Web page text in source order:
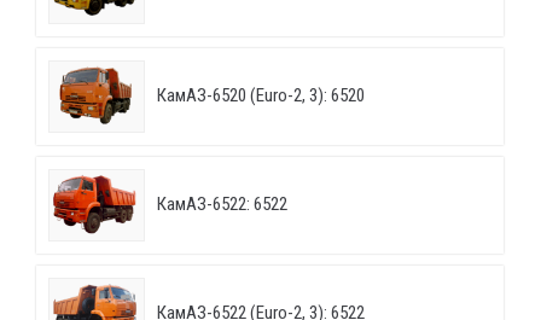
КамАЗ-6520 (Euro-2, 3): 6520
КамАЗ-6522: 6522
КамАЗ-6522 (Euro-2, 3): 6522